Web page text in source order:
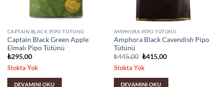
CAPTAIN BLACK PIPO TÜTÜNÜ
Captain Black Green Apple
Elmalı Pipo Tütünü
₺295,00
Stokta Yok
DEVAMINI OKU
AMPHORA PIPO TÜTÜNÜ
Amphora Black Cavendish Pipo
Tütünü
₺445,00 Orijinal
₺445,00.
₺415,00Şu
Stokta Yok
DEVAMINI OKU